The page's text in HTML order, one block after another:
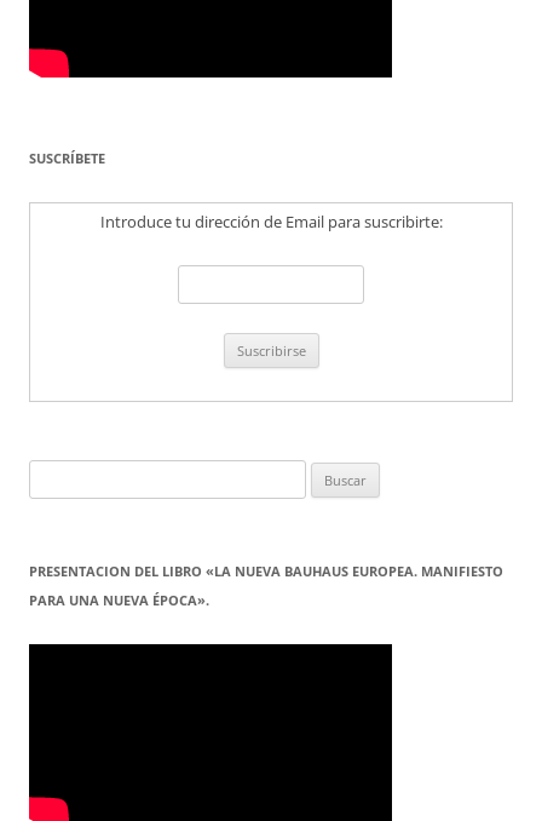
SUSCRÍBETE
Introduce tu dirección de Email para suscribirte:
PRESENTACION DEL LIBRO «LA NUEVA BAUHAUS EUROPEA. MANIFIESTO
PARA UNA NUEVA ÉPOCA».